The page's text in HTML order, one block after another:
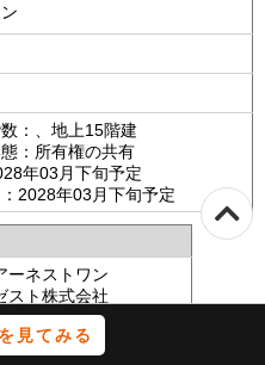
見てみる
：、地上15階建
：所有権の共有
年03月下旬予定
2028年03月下旬予定
ーネストワン
スト株式会社
支店